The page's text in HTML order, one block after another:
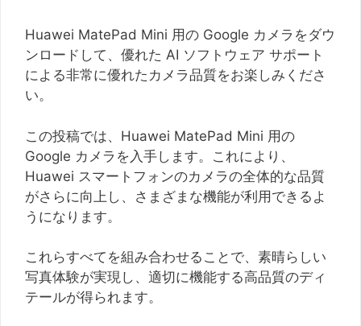
Huawei MatePad Mini 用の Google カメラをダウ
ンロードして、優れた AI ソフトウェア サポート
による非常に優れたカメラ品質をお楽しみくださ
い。
この投稿では、Huawei MatePad Mini 用の
Google カメラを入手します。これにより、
Huawei スマートフォンのカメラの全体的な品質
がさらに向上し、さまざまな機能が利用できるよ
うになります。
これらすべてを組み合わせることで、素晴らしい
写真体験が実現し、適切に機能する高品質のディ
テールが得られます。